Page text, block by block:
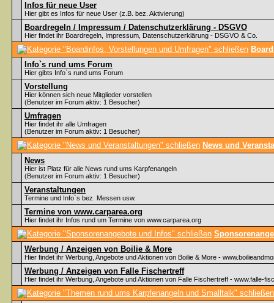
Infos für neue User
Hier gibt es Infos für neue User (z.B. bez. Aktivierung)
Boardregeln / Impressum / Datenschutzerklärung - DSGVO
Hier findet ihr Boardregeln, Impressum, Datenschutzerklärung - DSGVO & Co.
Info`s rund ums Forum
Hier gibts Info`s rund ums Forum
Vorstellung
Hier können sich neue Mitglieder vorstellen
(Benutzer im Forum aktiv: 1 Besucher)
Umfragen
Hier findet ihr alle Umfragen
(Benutzer im Forum aktiv: 1 Besucher)
News und
News
Hier ist Platz für alle News rund ums Karpfenangeln
(Benutzer im Forum aktiv: 1 Besucher)
Veranstaltungen
Termine und Info`s bez. Messen usw.
Termine von www.carparea.org
Hier findet ihr Infos rund um Termine von www.carparea.org
Werbung / Anzeigen von Boilie & More
Hier findet ihr Werbung, Angebote und Aktionen von Boilie & More -
Werbung / Anzeigen von Falle Fischertreff
Hier findet ihr Werbung, Angebote und Aktionen von Falle Fischertreff - www.falle-